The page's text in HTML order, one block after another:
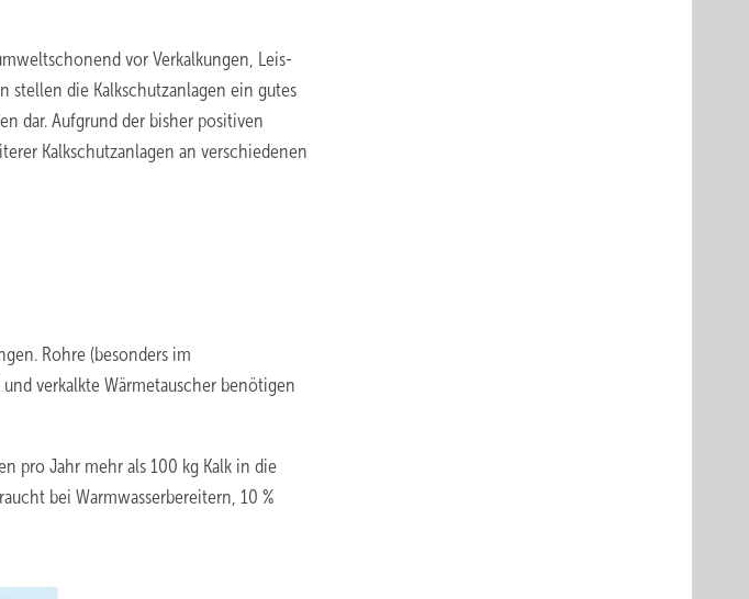
vor Verkalkungen, Leis­
stellen die Kalkschutzanlagen ein gutes
dar. Aufgrund der bisher positiven
Kalkschutzanlagen an verschiedenen
Rohre (besonders im
verkalkte Wärmetauscher benötigen
pro Jahr mehr als 100 kg Kalk in die
bei Warmwasserbereitern, 10 %